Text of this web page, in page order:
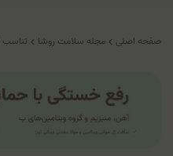
صفحه اصلی مجله سلامت روشا تناسب